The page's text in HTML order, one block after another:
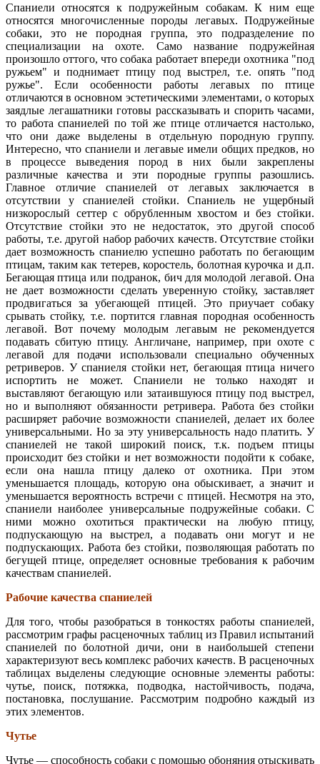
Спаниели относятся к подружейным собакам. К ним еще
относятся многочисленные породы легавых. Подружейные
собаки, это не породная группа, это подразделение по
специализации на охоте. Само название подружейная
произошло оттого, что собака работает впереди охотника "под
ружьем" и поднимает птицу под выстрел, т.е. опять "под
ружье". Если особенности работы легавых по птице
отличаются в основном эстетическими элементами, о которых
заядлые легашатники готовы рассказывать и спорить часами,
то работа спаниелей по той же птице отличается настолько,
что они даже выделены в отдельную породную группу.
Интересно, что спаниели и легавые имели общих предков, но
в процессе выведения пород в них были закреплены
различные качества и эти породные группы разошлись.
Главное отличие спаниелей от легавых заключается в
отсутствии у спаниелей стойки. Спаниель не ущербный
низкорослый сеттер с обрубленным хвостом и без стойки.
Отсутствие стойки это не недостаток, это другой способ
работы, т.е. другой набор рабочих качеств. Отсутствие стойки
дает возможность спаниелю успешно работать по бегающим
птицам, таким как тетерев, коростель, болотная курочка и д.п.
Бегающая птица или подранок, бич для молодой легавой. Она
не дает возможности сделать уверенную стойку, заставляет
продвигаться за убегающей птицей. Это приучает собаку
срывать стойку, т.е. портится главная породная особенность
легавой. Вот почему молодым легавым не рекомендуется
подавать сбитую птицу. Англичане, например, при охоте с
легавой для подачи использовали специально обученных
ретриверов. У спаниеля стойки нет, бегающая птица ничего
испортить не может. Спаниели не только находят и
выставляют бегающую или затаившуюся птицу под выстрел,
но и выполняют обязанности ретривера. Работа без стойки
расширяет рабочие возможности спаниелей, делает их более
универсальными. Но за эту универсальность надо платить. У
спаниелей не такой широкий поиск, т.к. подъем птицы
происходит без стойки и нет возможности подойти к собаке,
если она нашла птицу далеко от охотника. При этом
уменьшается площадь, которую она обыскивает, а значит и
уменьшается вероятность встречи с птицей. Несмотря на это,
спаниели наиболее универсальные подружейные собаки. С
ними можно охотиться практически на любую птицу,
подпускающую на выстрел, а подавать они могут и не
подпускающих. Работа без стойки, позволяющая работать по
бегущей птице, определяет основные требования к рабочим
качествам спаниелей.
Рабочие качества спаниелей
Для того, чтобы разобраться в тонкостях работы спаниелей,
рассмотрим графы расценочных таблиц из Правил испытаний
спаниелей по болотной дичи, они в наибольшей степени
характеризуют весь комплекс рабочих качеств. В расценочных
таблицах выделены следующие основные элементы работы:
чутье, поиск, потяжка, подводка, настойчивость, подача,
постановка, послушание. Рассмотрим подробно каждый из
этих элементов.
Чутье
Чутье — способность собаки с помощью обоняния отыскивать